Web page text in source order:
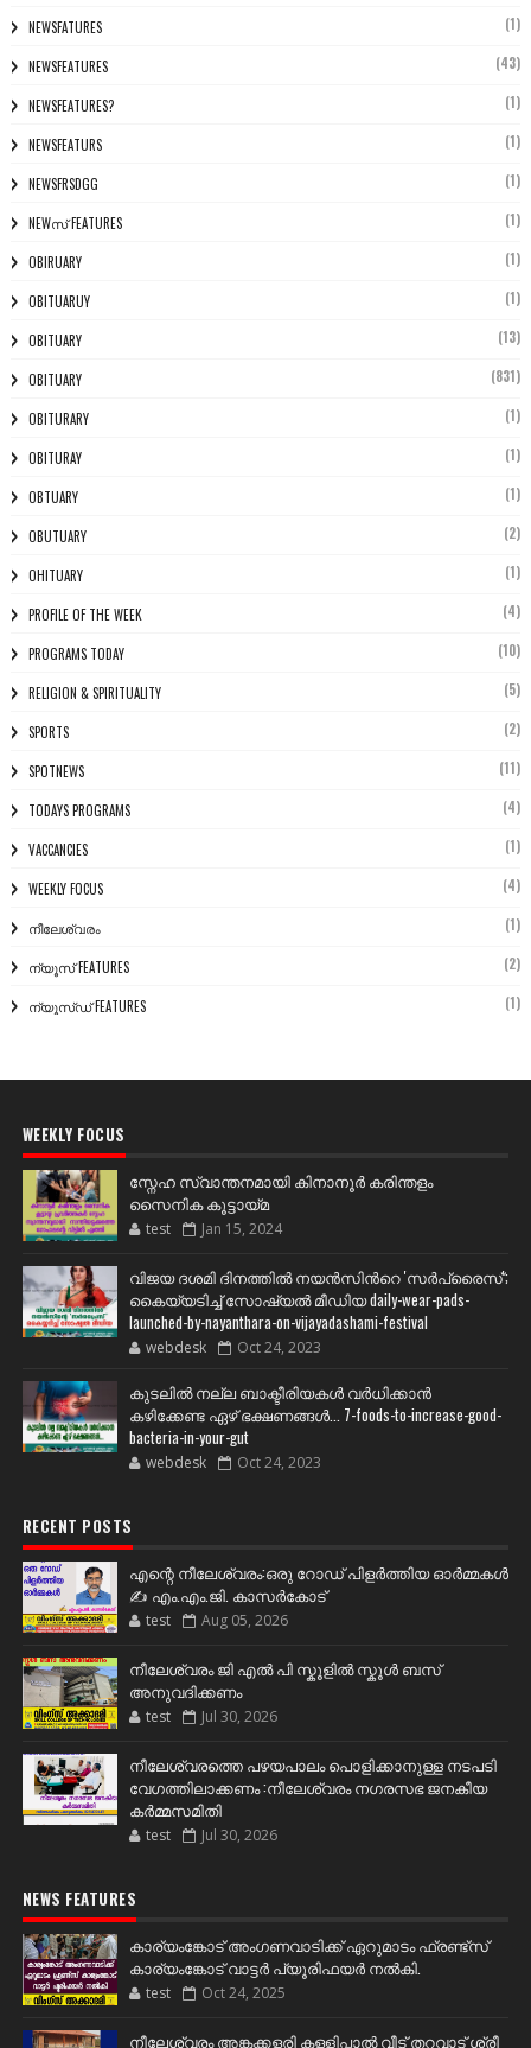
NEWSFATURES (1)
NEWSFEATURES (43)
NEWSFEATURES? (1)
NEWSFEATURS (1)
NEWSFRSDGG (1)
NEWസ് FEATURES (1)
OBIRUARY (1)
OBITUARUY (1)
OBITUARY (13)
OBITUARY (831)
OBITURARY (1)
OBITURAY (1)
OBTUARY (1)
OBUTUARY (2)
OHITUARY (1)
PROFILE OF THE WEEK (4)
PROGRAMS TODAY (10)
RELIGION & SPIRITUALITY (5)
SPORTS (2)
SPOTNEWS (11)
TODAYS PROGRAMS (4)
VACCANCIES (1)
WEEKLY FOCUS (4)
നീലേശ്വരം (1)
ന്യൂസ് FEATURES (2)
ന്യൂസ്ഡ് FEATURES (1)
WEEKLY FOCUS
സ്നേഹ സ്വാന്തനമായി കിനാനൂർ കരിന്തളം
സൈനിക കൂട്ടായ്മ
test Jan 15, 2024
വിജയ ദശമി ദിനത്തില്‍ നയന്‍സിന്‍റെ 'സര്‍പ്രൈസ്';
കൈയ്യടിച്ച് സോഷ്യല്‍ മീഡിയ daily-wear-pads-
launched-by-nayanthara-on-vijayadashami-festival
webdesk Oct 24, 2023
കുടലിൽ നല്ല ബാക്ടീരിയകൾ വര്‍ധിക്കാന്‍
കഴിക്കേണ്ട ഏഴ് ഭക്ഷണങ്ങള്‍... 7-foods-to-increase-good-
bacteria-in-your-gut
webdesk Oct 24, 2023
RECENT POSTS
എന്റെ നീലേശ്വരം:ഒരു റോഡ് പിളർത്തിയ ഓർമ്മകൾ
✍️ എം.എം.ജി. കാസർകോട്
test Aug 05, 2026
നീലേശ്വരം ജി എൽ പി സ്കൂളിൽ സ്കൂൾ ബസ്
അനുവദിക്കണം
test Jul 30, 2026
നീലേശ്വരത്തെ പഴയപാലം പൊളിക്കാനുള്ള നടപടി
വേഗത്തിലാക്കണം :നീലേശ്വരം നഗരസഭ ജനകീയ
കർമ്മസമിതി
test Jul 30, 2026
NEWS FEATURES
കാര്യംങ്കോട് അംഗണവാടിക്ക് ഏറുമാടം ഫ്രണ്ട്സ്
കാര്യംങ്കോട് വാട്ടർ പ്യൂരിഫയർ നൽകി.
test Oct 24, 2025
നീലേശ്വരം അങ്കക്കളരി കള്ളിപ്പാൽ വീട് തറവാട് ശ്രീ